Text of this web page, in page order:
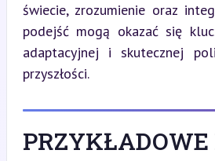
świecie, zrozumienie oraz
podejść mogą okazać się
adaptacyjnej i skutecznej
przyszłości.